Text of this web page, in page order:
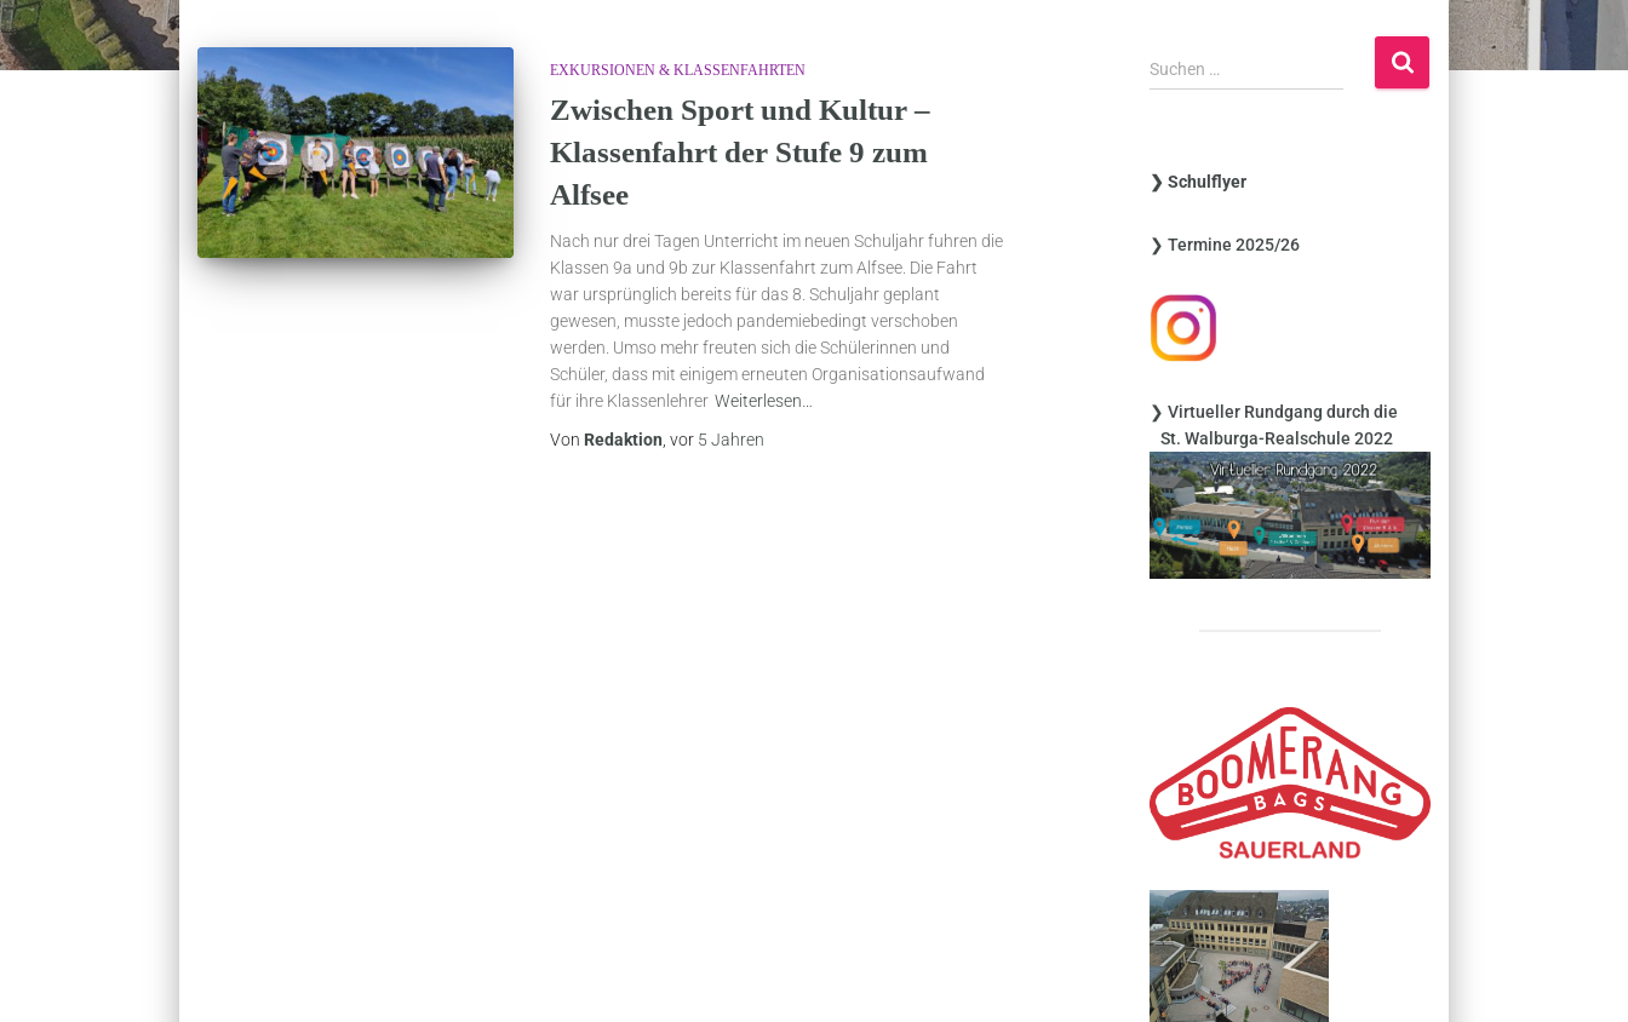
EXKURSIONEN & KLASSENFAHRTEN
Zwischen Sport und Kultur –
Klassenfahrt der Stufe 9 zum
Alfsee
Nach nur drei Tagen Unterricht im neuen Schuljahr fuhren die
Klassen 9a und 9b zur Klassenfahrt zum Alfsee. Die Fahrt
war ursprünglich bereits für das 8. Schuljahr geplant
gewesen, musste jedoch pandemiebedingt verschoben
werden. Umso mehr freuten sich die Schülerinnen und
Schüler, dass mit einigem erneuten Organisationsaufwand
für ihre Klassenlehrer Weiterlesen…
Von Redaktion, vor 5 Jahren
S
u
n
a
h
:
Suchen …
❯ Schulflyer
❯ Termine 2025/26
❯ Virtueller Rundgang durch die
St. Walburga-Realschule 2022